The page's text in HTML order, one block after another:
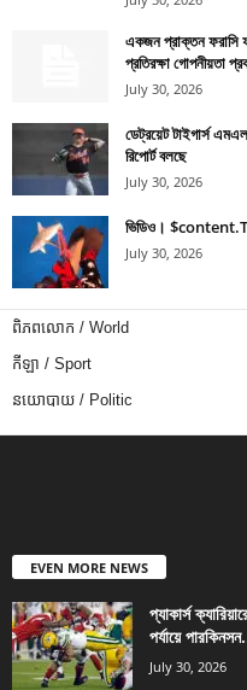
একজন প্রাক্তন ফরাসি
প্রতিরক্ষা গোপনীয়তা
July 30, 2026
ডেট্রয়েট টাইগার্স
রিপোর্ট বলছে
July 30, 2026
ভিডিও।
July 30, 2026
ពិភពលោក / World
កីឡា / Sport
នយោបាយ / Politic
EVEN MORE NEWS
প্যাকার্স
পর্যায়ে
July 30, 2026